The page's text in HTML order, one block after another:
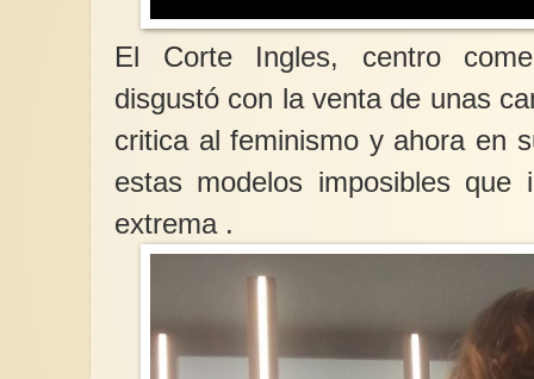
El Corte Ingles, centro
disgustó con la venta de unas
critica al feminismo y ahora en
estas modelos imposibles que
extrema .